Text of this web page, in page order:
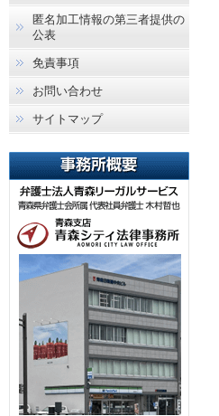
匿名加工情報の第三者提供の
公表
免責事項
お問い合わせ
サイトマップ